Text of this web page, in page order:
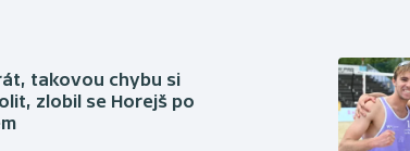
takovou chybu si
zlobil se Horejš po